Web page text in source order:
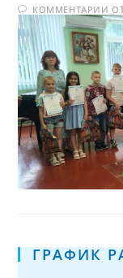
КОММЕНТАРИИ К
–
ГРАФИК